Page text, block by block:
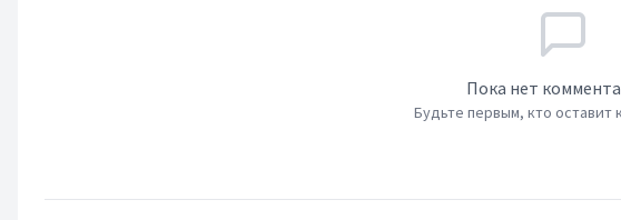
Пока нет
Будьте первым, кто оставит